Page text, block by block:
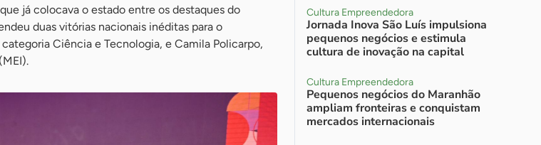
já colocava o estado entre os destaques do
duas vitórias nacionais inéditas para o
Ciência e Tecnologia, e Camila Policarpo,
Cultura Empreendedora
Jornada Inova São Luís impulsiona
pequenos negócios e estimula
cultura de inovação na capital
Cultura Empreendedora
Pequenos negócios do Maranhão
ampliam fronteiras e conquistam
mercados internacionais